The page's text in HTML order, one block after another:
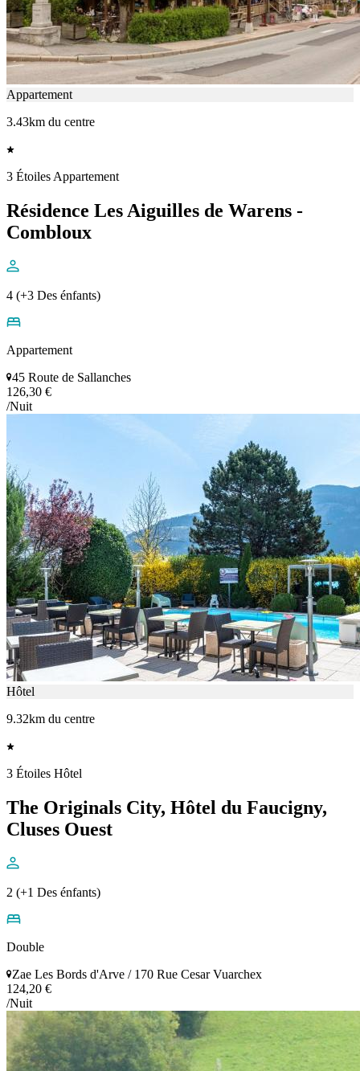
Appartement
3.43km du centre
3 Étoiles Appartement
Résidence Les Aiguilles de Warens -
Combloux
4 (+3 Des énfants)
Appartement
45 Route de Sallanches
126,30 €
/Nuit
Hôtel
9.32km du centre
3 Étoiles Hôtel
The Originals City, Hôtel du Faucigny,
Cluses Ouest
2 (+1 Des énfants)
Double
Zae Les Bords d'Arve / 170 Rue Cesar Vuarchex
124,20 €
/Nuit